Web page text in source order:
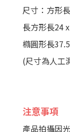
尺寸：方形
長方形長24
橢圓形長
(尺寸為人工
注意事項
產品拍攝因